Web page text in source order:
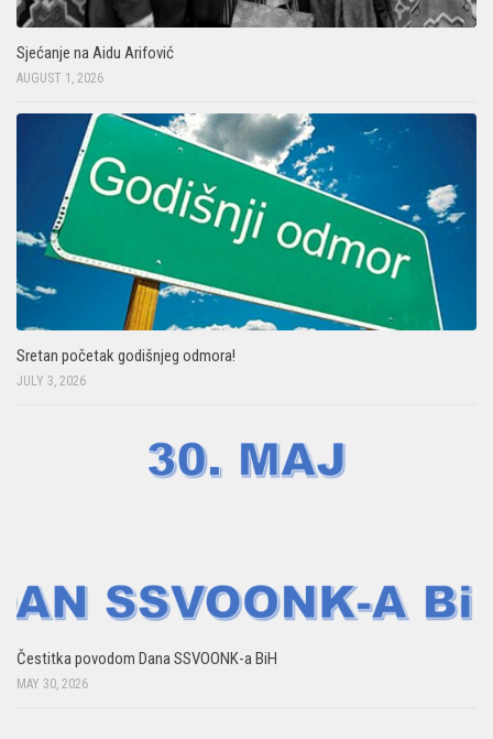
Sjećanje na Aidu Arifović
AUGUST 1, 2026
Sretan početak godišnjeg odmora!
JULY 3, 2026
Čestitka povodom Dana SSVOONK-a BiH
MAY 30, 2026